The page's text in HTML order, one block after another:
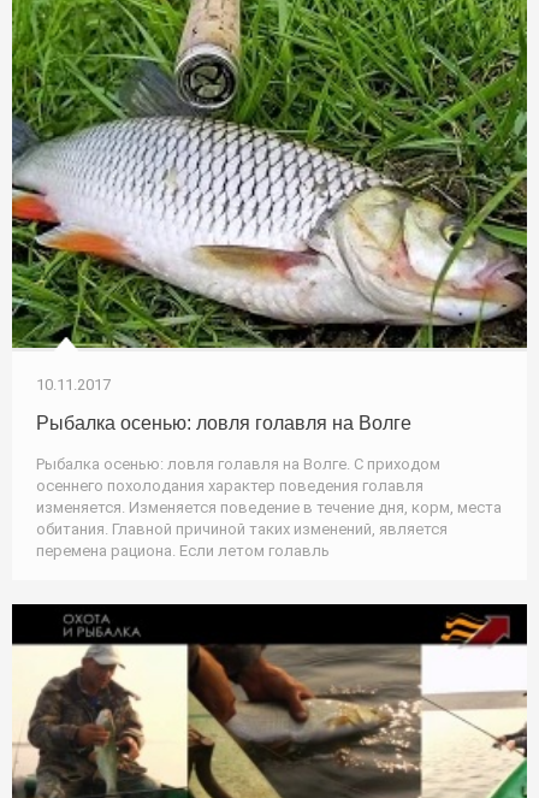
10.11.2017
Рыбалка осенью: ловля голавля на Волге
Рыбалка осенью: ловля голавля на Волге. С приходом
осеннего похолодания характер поведения голавля
изменяется. Изменяется поведение в течение дня, корм, места
обитания. Главной причиной таких изменений, является
перемена рациона. Если летом голавль